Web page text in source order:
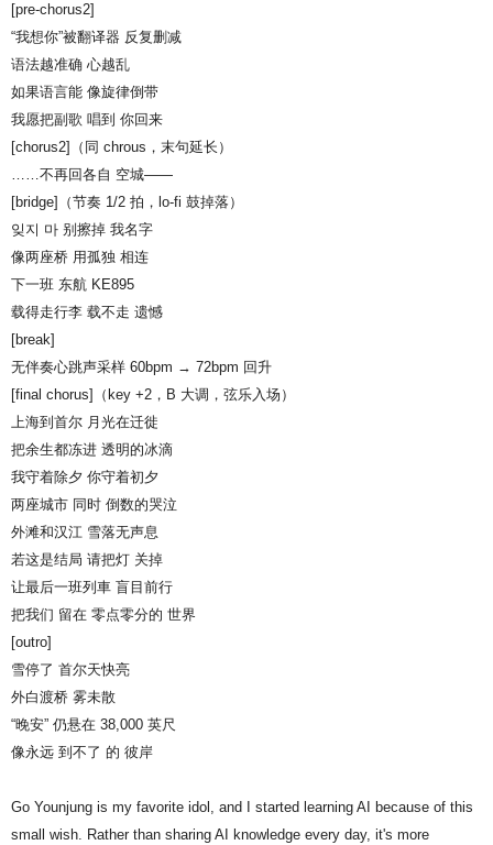
[pre-chorus2]
“我想你”被翻译器 反复删减
语法越准确 心越乱
如果语言能 像旋律倒带
我愿把副歌 唱到 你回来
[chorus2]（同 chrous，末句延长）
……不再回各自 空城——
[bridge]（节奏 1/2 拍，lo-fi 鼓掉落）
잊지 마 别擦掉 我名字
像两座桥 用孤独 相连
下一班 东航 KE895
载得走行李 载不走 遗憾
[break]
无伴奏心跳声采样 60bpm → 72bpm 回升
[final chorus]（key +2，B 大调，弦乐入场）
上海到首尔 月光在迁徙
把余生都冻进 透明的冰滴
我守着除夕 你守着初夕
两座城市 同时 倒数的哭泣
外滩和汉江 雪落无声息
若这是结局 请把灯 关掉
让最后一班列車 盲目前行
把我们 留在 零点零分的 世界
[outro]
雪停了 首尔天快亮
外白渡桥 雾未散
“晚安” 仍悬在 38,000 英尺
像永远 到不了 的 彼岸
Go Younjung is my favorite idol, and I started learning AI because of this
small wish. Rather than sharing AI knowledge every day, it's more